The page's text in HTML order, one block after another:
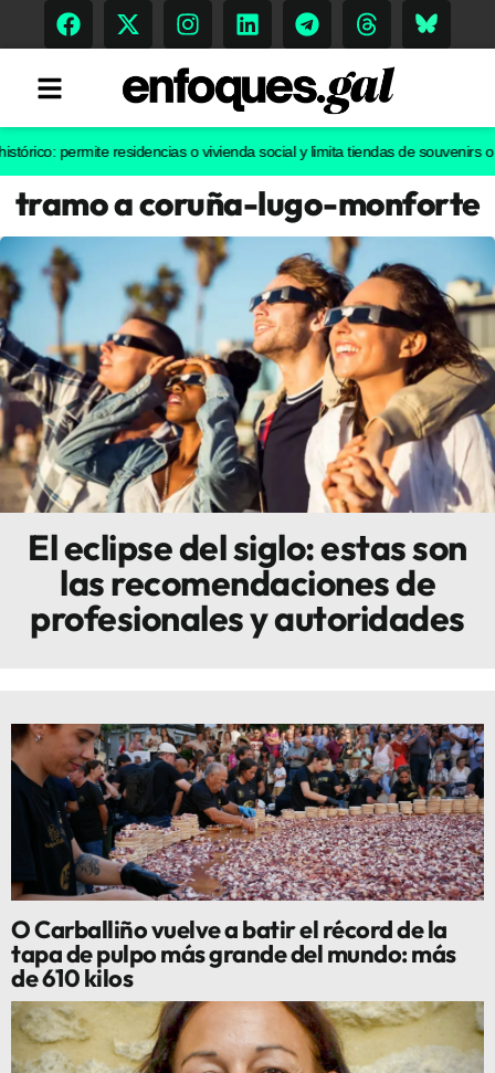
Memoria Histórica
Gastronomía
Escenarios
Sostenibilidad
Innova
permite residencias o vivienda social y limita tiendas de souvenirs o
tramo a coruña-lugo-monforte
El eclipse del siglo: estas son
las recomendaciones de
profesionales y autoridades
O Carballiño vuelve a batir el récord de la
tapa de pulpo más grande del mundo: más
de 610 kilos